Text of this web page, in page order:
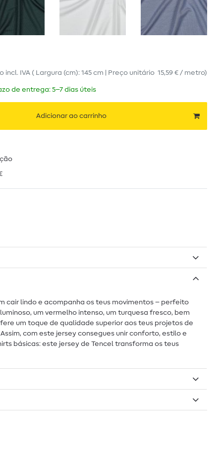
incl. IVA ( Largura (cm): 145 cm | Preço unitário 15,59 € / metro)
de entrega: 5–7 dias úteis
Adicionar ao carrinho
cair lindo e acompanha os teus movimentos – perfeito
um vermelho intenso, um turquesa fresco, bem
um toque de qualidade superior aos teus projetos de
com este jersey consegues unir conforto, estilo e
básicas: este jersey de Tencel transforma os teus